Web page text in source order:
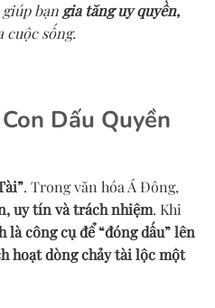
giúp bạn gia tăng uy quyền,
cuộc sống.
Dấu Quyền
. Trong văn hóa Á Đông,
uy tín và trách nhiệm. Khi
là công cụ để “đóng dấu” lên
hoạt dòng chảy tài lộc một